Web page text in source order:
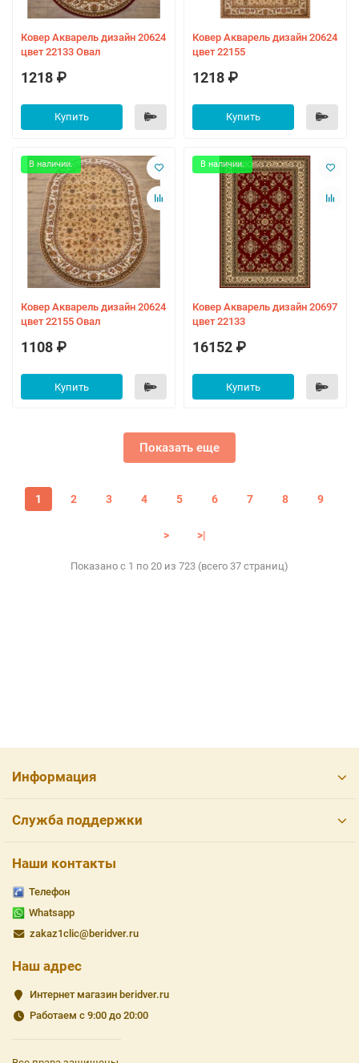
Ковер Акварель дизайн 20624
цвет 22133 Овал
1218 ₽
Купить
Ковер Акварель дизайн 20624
цвет 22155
1218 ₽
Купить
В наличии.
Ковер Акварель дизайн 20624
цвет 22155 Овал
1108 ₽
Купить
В наличии.
Ковер Акварель дизайн 20697
цвет 22133
16152 ₽
Купить
Показать еще
1 2 3 4 5 6 7 8 9
> >|
Показано с 1 по 20 из 723 (всего 37 страниц)
Информация
Служба поддержки
Наши контакты
Телефон
Whatsapp
zakaz1clic@beridver.ru
Наш адрес
Интернет магазин beridver.ru
Работаем с 9:00 до 20:00